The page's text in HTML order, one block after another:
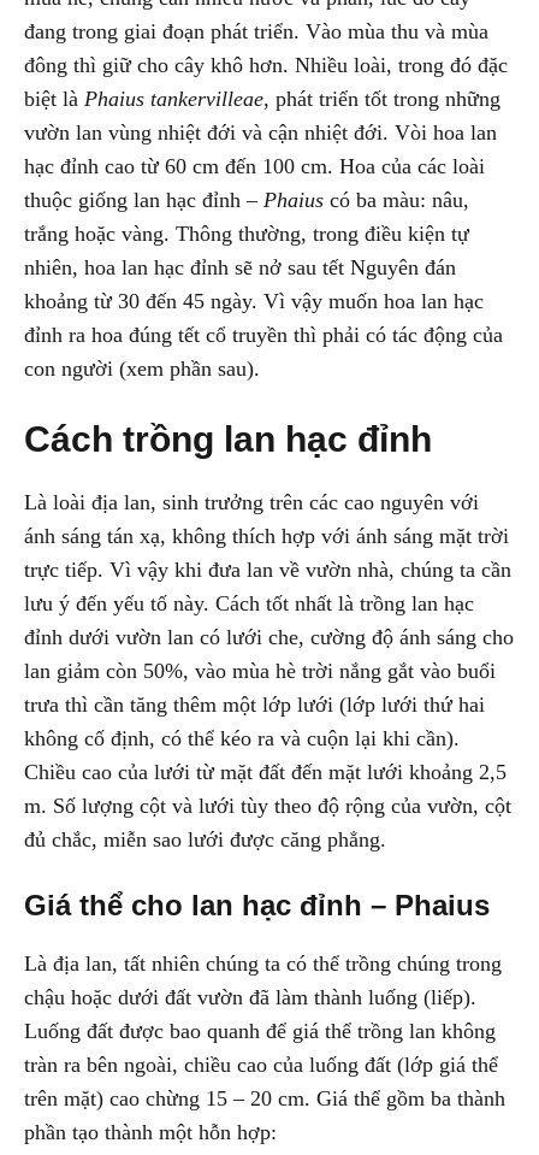
đang trong giai đoạn phát triển. Vào mùa thu và mùa
đông thì giữ cho cây khô hơn. Nhiều loài, trong đó đặc
biệt là Phaius tankervilleae, phát triển tốt trong những
vườn lan vùng nhiệt đới và cận nhiệt đới. Vòi hoa lan
hạc đỉnh cao từ 60 cm đến 100 cm. Hoa của các loài
thuộc giống lan hạc đỉnh – Phaius có ba màu: nâu,
trắng hoặc vàng. Thông thường, trong điều kiện tự
nhiên, hoa lan hạc đỉnh sẽ nở sau tết Nguyên đán
khoảng từ 30 đến 45 ngày. Vì vậy muốn hoa lan hạc
đỉnh ra hoa đúng tết cổ truyền thì phải có tác động của
con người (xem phần sau).
Cách trồng lan hạc đỉnh
Là loài địa lan, sinh trưởng trên các cao nguyên với
ánh sáng tán xạ, không thích hợp với ánh sáng mặt trời
trực tiếp. Vì vậy khi đưa lan về vườn nhà, chúng ta cần
lưu ý đến yếu tố này. Cách tốt nhất là trồng lan hạc
đỉnh dưới vườn lan có lưới che, cường độ ánh sáng cho
lan giảm còn 50%, vào mùa hè trời nắng gắt vào buổi
trưa thì cần tăng thêm một lớp lưới (lớp lưới thứ hai
không cố định, có thể kéo ra và cuộn lại khi cần).
Chiều cao của lưới từ mặt đất đến mặt lưới khoảng 2,5
m. Số lượng cột và lưới tùy theo độ rộng của vườn, cột
đủ chắc, miễn sao lưới được căng phẳng.
Giá thể cho lan hạc đỉnh – Phaius
Là địa lan, tất nhiên chúng ta có thể trồng chúng trong
chậu hoặc dưới đất vườn đã làm thành luống (liếp).
Luống đất được bao quanh để giá thể trồng lan không
tràn ra bên ngoài, chiều cao của luống đất (lớp giá thể
trên mặt) cao chừng 15 – 20 cm. Giá thể gồm ba thành
phần tạo thành một hỗn hợp: